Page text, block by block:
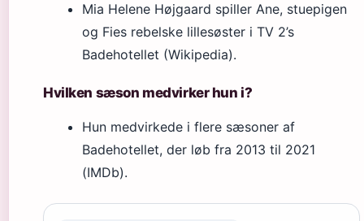
Mia Helene Højgaard spiller Ane, stuepigen
og Fies rebelske lillesøster i TV 2’s
Badehotellet (Wikipedia).
Hvilken sæson medvirker hun i?
Hun medvirkede i flere sæsoner af
Badehotellet, der løb fra 2013 til 2021
(IMDb).